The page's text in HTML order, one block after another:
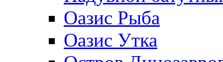
Оазис Рыба
Оазис Утка